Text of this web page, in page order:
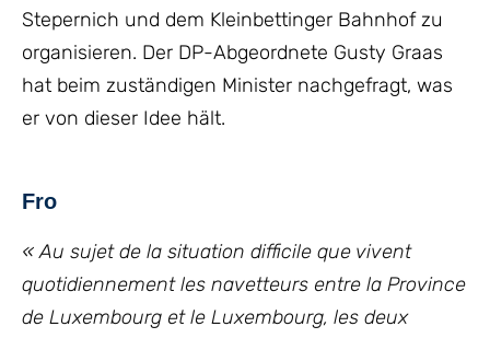
Stepernich und dem Kleinbettinger Bahnhof zu
organisieren. Der DP-Abgeordnete Gusty Graas
hat beim zuständigen Minister nachgefragt, was
er von dieser Idee hält.
Fro
« Au sujet de la situation difficile que vivent
quotidiennement les navetteurs entre la Province
de Luxembourg et le Luxembourg, les deux